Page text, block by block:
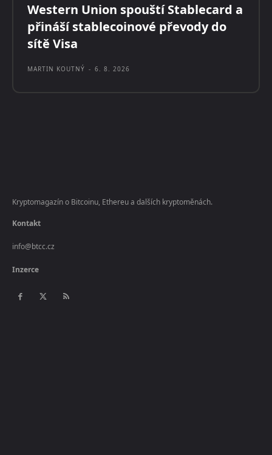
Western Union spouští Stablecard a
přináší stablecoinové převody do
sítě Visa
MARTIN KOUTNÝ - 6. 8. 2026
Kryptomagazín o Bitcoinu, Ethereu a dalších kryptoměnách.
Kontakt
info@btcc.cz
Inzerce